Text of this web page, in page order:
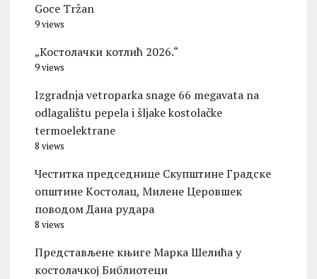
Goce Tržan
9 views
„Костолачки котлић 2026.“
9 views
Izgradnja vetroparka snage 66 megavata na
odlagalištu pepela i šljake kostolačke
termoelektrane
8 views
Честитка председнице Скупштине Градске
општине Kостолац, Милене Церовшек
поводом Дана рудара
8 views
Представљене књиге Марка Шелића у
костолачкој Библиотеци